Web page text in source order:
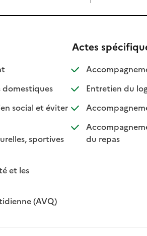
disponible
: disponible
: non disponible
social et éviter
sportives
et les
(AVQ)
: disponible
: non disponible
Actes
Entretien du
du repas: disponible
: non